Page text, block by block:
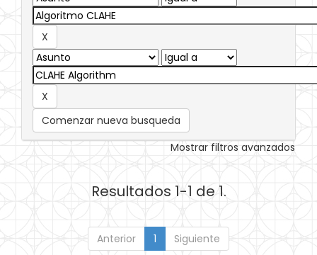
Comenzar nueva busqueda
Mostrar filtros avanzados
Resultados 1-1 de 1.
Anterior 1 Siguiente